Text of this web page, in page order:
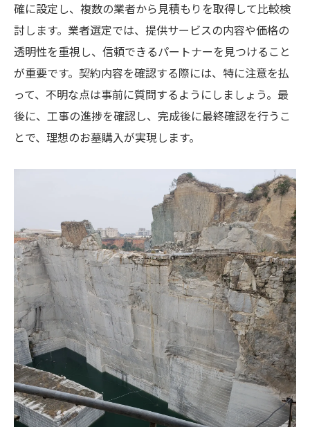
地域に根ざしたお墓の選び方
訪問時に体験する松戸市の自然環境
霊園内の施設とサービスの確認
現地での相談がもたらす安心感
松戸市でお墓購入する際の予算設定と最適な選
択肢
予算に合わせたお墓の選び方
長期的な維持費用を考慮した計画
松戸市内のリーズナブルな霊園選び
割安で質の高い墓地を見つける方法
家族の負担を減らすための資金計画
アクセス重視派必見！松戸市で選ぶべきお墓購
入のポイント
公共交通機関で行ける霊園の選び方
自家用車でのアクセスを考慮した選択
霊園近隣の地域情報を活用する
訪問頻度を考慮した立地選び
確に設定し、複数の業者から見積もりを取得して比較検
討します。業者選定では、提供サービスの内容や価格の
透明性を重視し、信頼できるパートナーを見つけること
が重要です。契約内容を確認する際には、特に注意を払
って、不明な点は事前に質問するようにしましょう。最
後に、工事の進捗を確認し、完成後に最終確認を行うこ
とで、理想のお墓購入が実現します。